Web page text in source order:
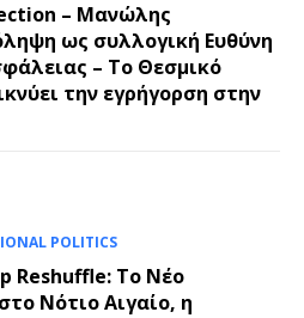
– Μανώλης
ως συλλογική Ευθύνη
– Το Θεσμικό
την εγρήγορση στην
POLITICS
Reshuffle: Το Νέο
Νότιο Αιγαίο, η